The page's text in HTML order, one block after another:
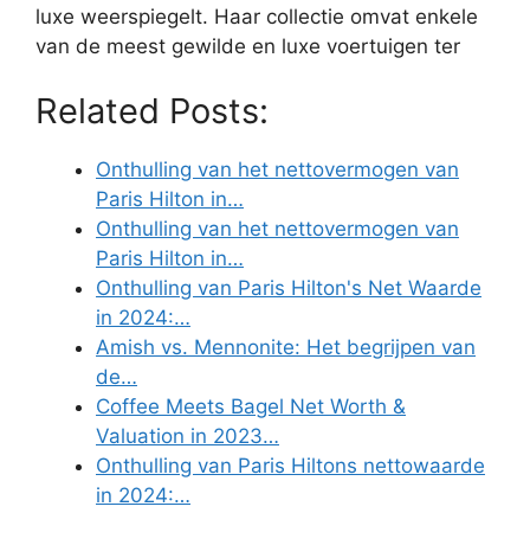
luxe weerspiegelt. Haar collectie omvat enkele
van de meest gewilde en luxe voertuigen ter
Related Posts:
Onthulling van het nettovermogen van
Paris Hilton in…
Onthulling van het nettovermogen van
Paris Hilton in…
Onthulling van Paris Hilton's Net Waarde
in 2024:…
Amish vs. Mennonite: Het begrijpen van
de…
Coffee Meets Bagel Net Worth &
Valuation in 2023…
Onthulling van Paris Hiltons nettowaarde
in 2024:…